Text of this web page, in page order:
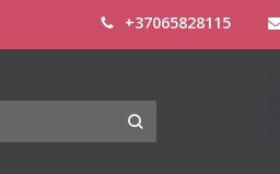
+37065828115
COFASHION
MARANTEEN